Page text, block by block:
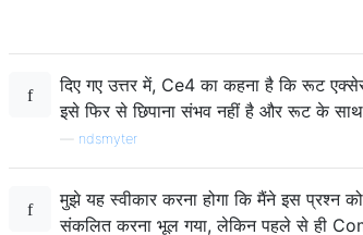
दिए गए उत्तर में, Ce4 का कहना है कि रूट
इसे फिर से छिपाना संभव नहीं है और रूट के साथ,
ndsmyter
मुझे यह स्वीकार करना होगा कि मैंने इस प्रश्न
संकलित करना भूल गया, लेकिन पहले से ही